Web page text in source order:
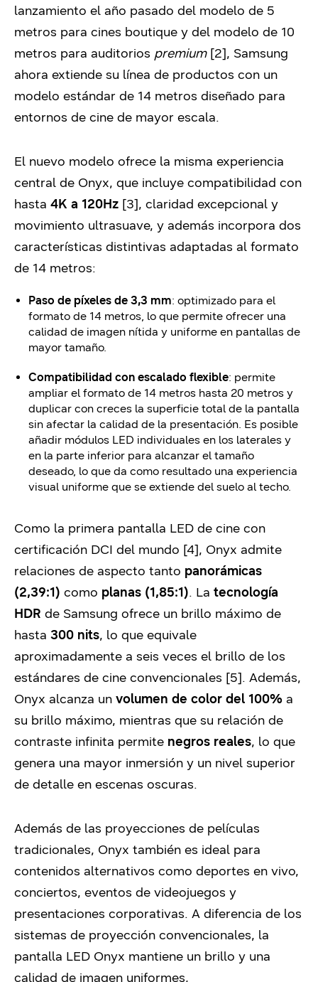
lanzamiento el año pasado del modelo de 5
metros para cines boutique y del modelo de 10
metros para auditorios premium[2], Samsung
ahora extiende su línea de productos con un
modelo estándar de 14 metros diseñado para
entornos de cine de mayor escala.
El nuevo modelo ofrece la misma experiencia
central de Onyx, que incluye compatibilidad con
hasta 4K a 120Hz [3], claridad excepcional y
movimiento ultrasuave, y además incorpora dos
características distintivas adaptadas al formato
de 14 metros:
Paso de píxeles de 3,3 mm: optimizado para el
formato de 14 metros, lo que permite ofrecer una
calidad de imagen nítida y uniforme en pantallas de
mayor tamaño.
Compatibilidad con escalado flexible: permite
ampliar el formato de 14 metros hasta 20 metros y
duplicar con creces la superficie total de la pantalla
sin afectar la calidad de la presentación. Es posible
añadir módulos LED individuales en los laterales y
en la parte inferior para alcanzar el tamaño
deseado, lo que da como resultado una experiencia
visual uniforme que se extiende del suelo al techo.
Como la primera pantalla LED de cine con
certificación DCI del mundo [4], Onyx admite
relaciones de aspecto tanto panorámicas
(2,39:1) como planas (1,85:1). La tecnología
HDR de Samsung ofrece un brillo máximo de
hasta 300 nits, lo que equivale
aproximadamente a seis veces el brillo de los
estándares de cine convencionales [5]. Además,
Onyx alcanza un volumen de color del 100% a
su brillo máximo, mientras que su relación de
contraste infinita permite negros reales, lo que
genera una mayor inmersión y un nivel superior
de detalle en escenas oscuras.
Además de las proyecciones de películas
tradicionales, Onyx también es ideal para
contenidos alternativos como deportes en vivo,
conciertos, eventos de videojuegos y
presentaciones corporativas. A diferencia de los
sistemas de proyección convencionales, la
pantalla LED Onyx mantiene un brillo y una
calidad de imagen uniformes,